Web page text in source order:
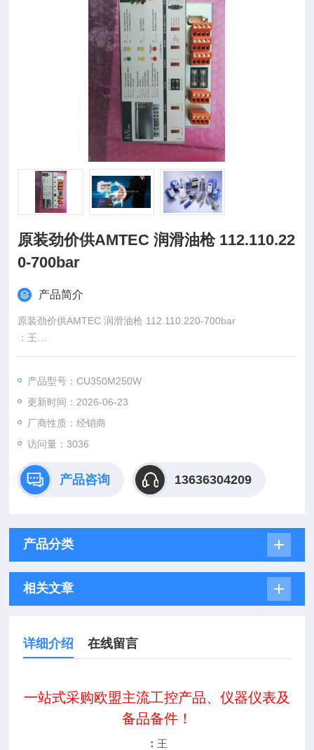
原装劲价供AMTEC 润滑油枪 112.110.22
0-700bar
产品简介
原装劲价供AMTEC 润滑油枪 112.110.220-700bar
：王
：www@
产品型号：CU350M250W
更新时间：2026-06-23
厂商性质：经销商
访问量：3036
产品咨询 13636304209
产品分类
相关文章
详细介绍 在线留言
一站式采购欧盟主流工控产品、仪器仪表及
备品备件！
： 王